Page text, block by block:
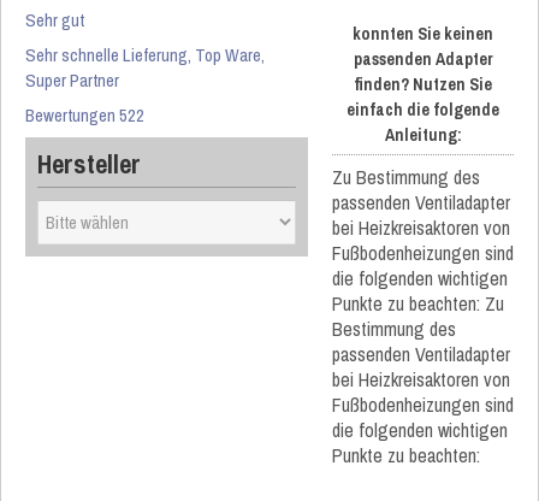
Sehr gut
Sehr schnelle Lieferung, Top Ware,
Super Partner
Bewertungen 522
Hersteller
konnten Sie keinen
passenden Adapter
finden? Nutzen Sie
einfach die folgende
Anleitung:
Zu Bestimmung des
passenden Ventiladapter
bei Heizkreisaktoren von
Fußbodenheizungen sind
die folgenden wichtigen
Punkte zu beachten: Zu
Bestimmung des
passenden Ventiladapter
bei Heizkreisaktoren von
Fußbodenheizungen sind
die folgenden wichtigen
Punkte zu beachten: